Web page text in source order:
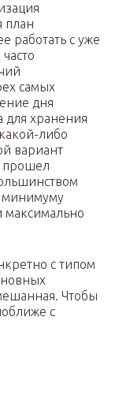
план
работать с уже
самых
дня
для хранения
либо
вариант
прошел
с типом
Чтобы
с